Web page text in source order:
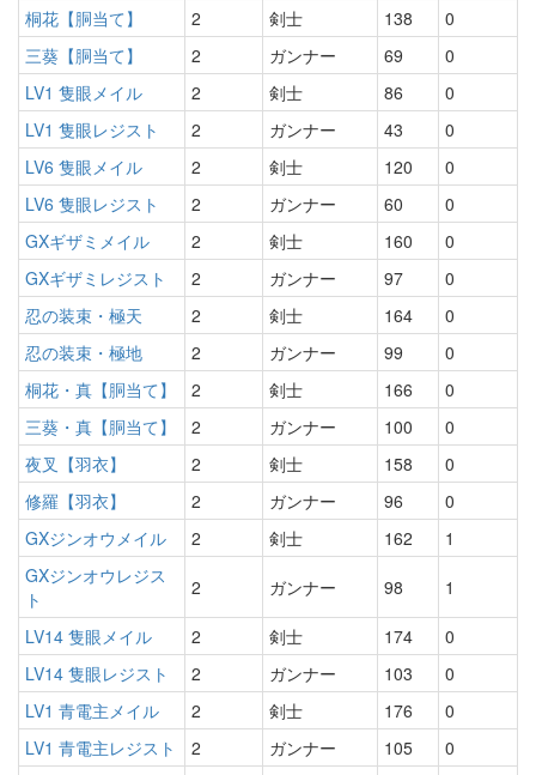
桐花【胴当て】
2 剣士 138
0
三葵【胴当て】
2 ガンナー 69
0
LV1 隻眼メイル
2 剣士 86
0
LV1 隻眼レジスト
2 ガンナー 43
0
LV6 隻眼メイル
2 剣士 120
0
LV6 隻眼レジスト
2 ガンナー 60
0
GXギザミメイル
2 剣士 160
0
GXギザミレジスト
2 ガンナー 97
0
忍の装束・極天
2 剣士 164
0
忍の装束・極地
2 ガンナー 99
0
桐花・真【胴当て】
2 剣士 166
0
三葵・真【胴当て】
2 ガンナー 100
0
夜叉【羽衣】
2 剣士 158
0
修羅【羽衣】
2 ガンナー 96
0
GXジンオウメイル
2 剣士 162
1
GXジンオウレジス
ト
2 ガンナー 98 1
LV14 隻眼メイル 2 剣士 174
0
LV14 隻眼レジスト
2 ガンナー 103
0
LV1 青電主メイル
2 剣士 176
0
LV1 青電主レジスト
2 ガンナー 105
0